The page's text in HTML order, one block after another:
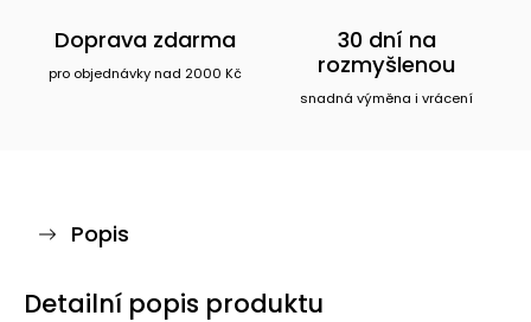
Doprava zdarma
pro objednávky nad 2000 Kč
30 dní na
rozmyšlenou
snadná výměna i vrácení
Popis
Detailní popis produktu